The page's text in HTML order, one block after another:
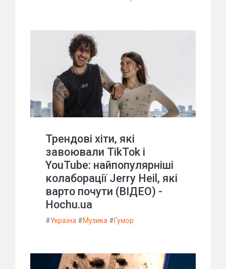
Трендові хіти, які
завоювали TikTok і
YouTube: найпопулярніші
колаборації Jerry Heil, які
варто почути (ВІДЕО) -
Hochu.ua
#Україна #Музика #Гумор